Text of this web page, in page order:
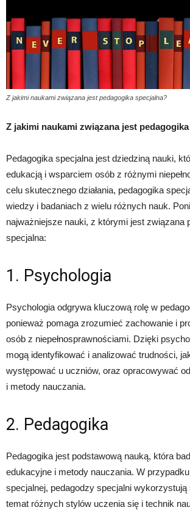
Z jakimi naukami związana jest pedagogika specjalna?
Z jakimi naukami związana jest
Pedagogika specjalna jest dziedziną nauki,
edukacją i wsparciem osób z różnymi
celu skutecznego działania, pedagogika
wiedzy i badaniach z wielu różnych nauk.
najważniejsze nauki, z którymi jest związana
specjalna:
1. Psychologia
Psychologia odgrywa kluczową rolę w
ponieważ pomaga zrozumieć zachowanie i
osób z niepełnosprawnościami. Dzięki
mogą identyfikować i analizować trudności,
występować u uczniów, oraz opracowywać
i metody nauczania.
2. Pedagogika
Pedagogika jest podstawową nauką, która
edukacyjne i metody nauczania. W
specjalnej, pedagodzy specjalni wykorzystują
temat różnych stylów uczenia się i technik